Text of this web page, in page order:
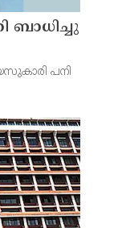
ബാധിച്ചു
പനി